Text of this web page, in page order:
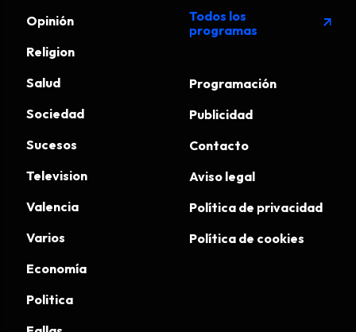
Opinión
Religion
Salud
Sociedad
Sucesos
Television
Valencia
Varios
Economía
Politica
Todos los
programas
arrow_outward
Programación
Publicidad
Contacto
Aviso legal
Política de privacidad
Política de cookies